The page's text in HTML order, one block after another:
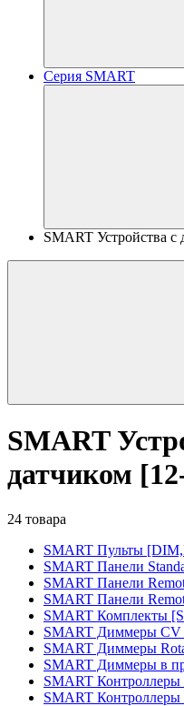
Серия SMART
SMART Устройства
SMART
датчиком
24 товара
SMART Пульты
SMART Панели
SMART Панели
SMART Панели
SMART Комплекты
SMART Диммеры CV
SMART Диммеры
SMART Диммеры в
SMART
SMART